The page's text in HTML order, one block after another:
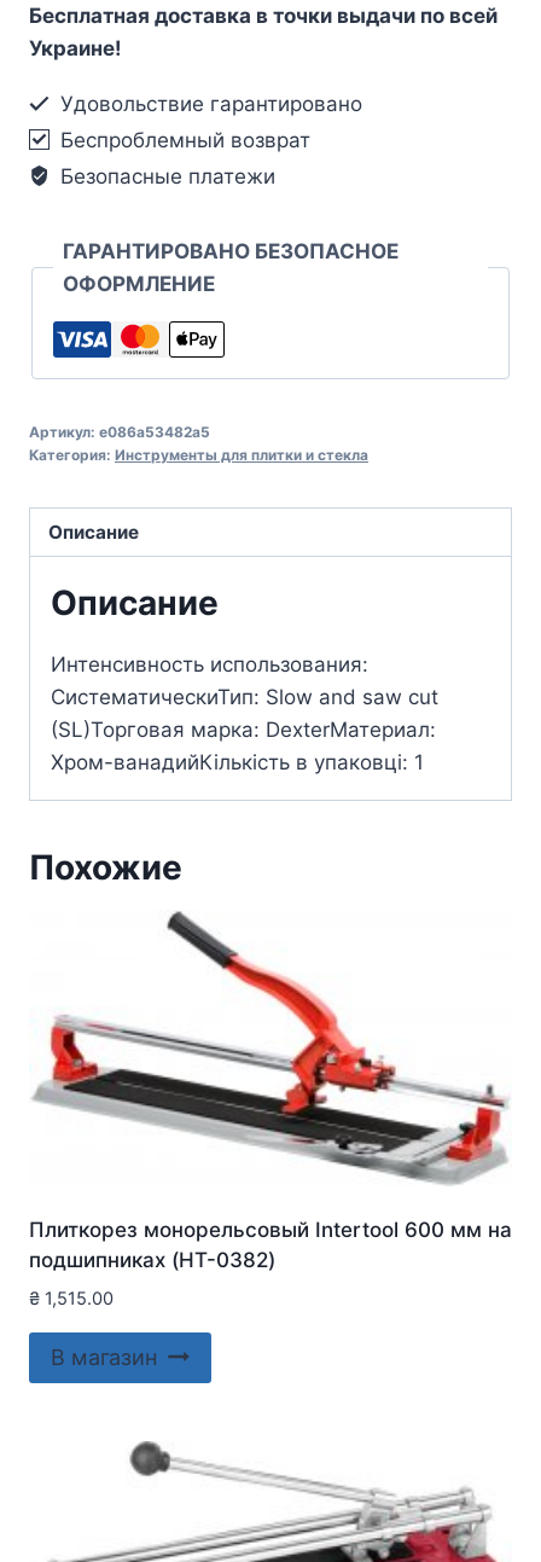
Бесплатная доставка в точки выдачи по всей
Украине!
Удовольствие гарантировано
Беспроблемный возврат
Безопасные платежи
ГАРАНТИРОВАНО БЕЗОПАСНОЕ
ОФОРМЛЕНИЕ
Артикул: e086a53482a5
Категория: Инструменты для плитки и стекла
Описание
Описание
Интенсивность использования:
СистематическиТип: Slow and saw cut
(SL)Торговая марка: DexterМатериал:
Хром-ванадийКількість в упаковці: 1
Похожие
Плиткорез монорельсовый Intertool 600 мм на
подшипниках (HT-0382)
₴ 1,515.00
В магазин